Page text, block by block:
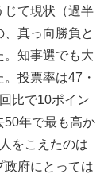
じて現状（過半
真っ向勝負と
。知事選でも大
投票率は47・
比で10ポイン
50年で最も高か
をこえたのは
政府にとっては